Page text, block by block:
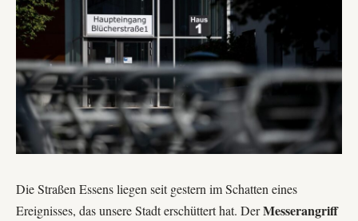
Die Straßen Essens liegen seit gestern im Schatten eines
Ereignisses, das unsere Stadt erschüttert hat. DerMesserangriff